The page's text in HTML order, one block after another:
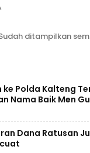
ditampilkan
ke Polda Kalteng
Nama Baik Men
Dana Ratusan